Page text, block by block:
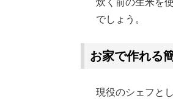
でしょう。
お家で作れる
現役のシェフと